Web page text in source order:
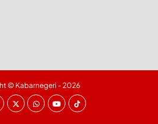
© Kabarnegeri - 2026